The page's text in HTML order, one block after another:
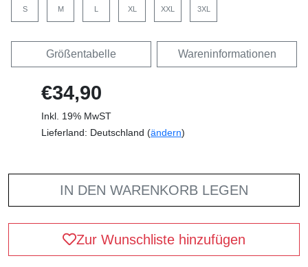
S M L XL XXL 3XL
Größentabelle Wareninformationen
€34,90
Inkl. 19% MwST
Lieferland: Deutschland (ändern)
IN DEN WARENKORB LEGEN
Zur Wunschliste hinzufügen